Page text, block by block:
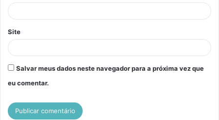
*
Site
Salvar meus dados neste navegador para a próxima vez que
eu comentar.